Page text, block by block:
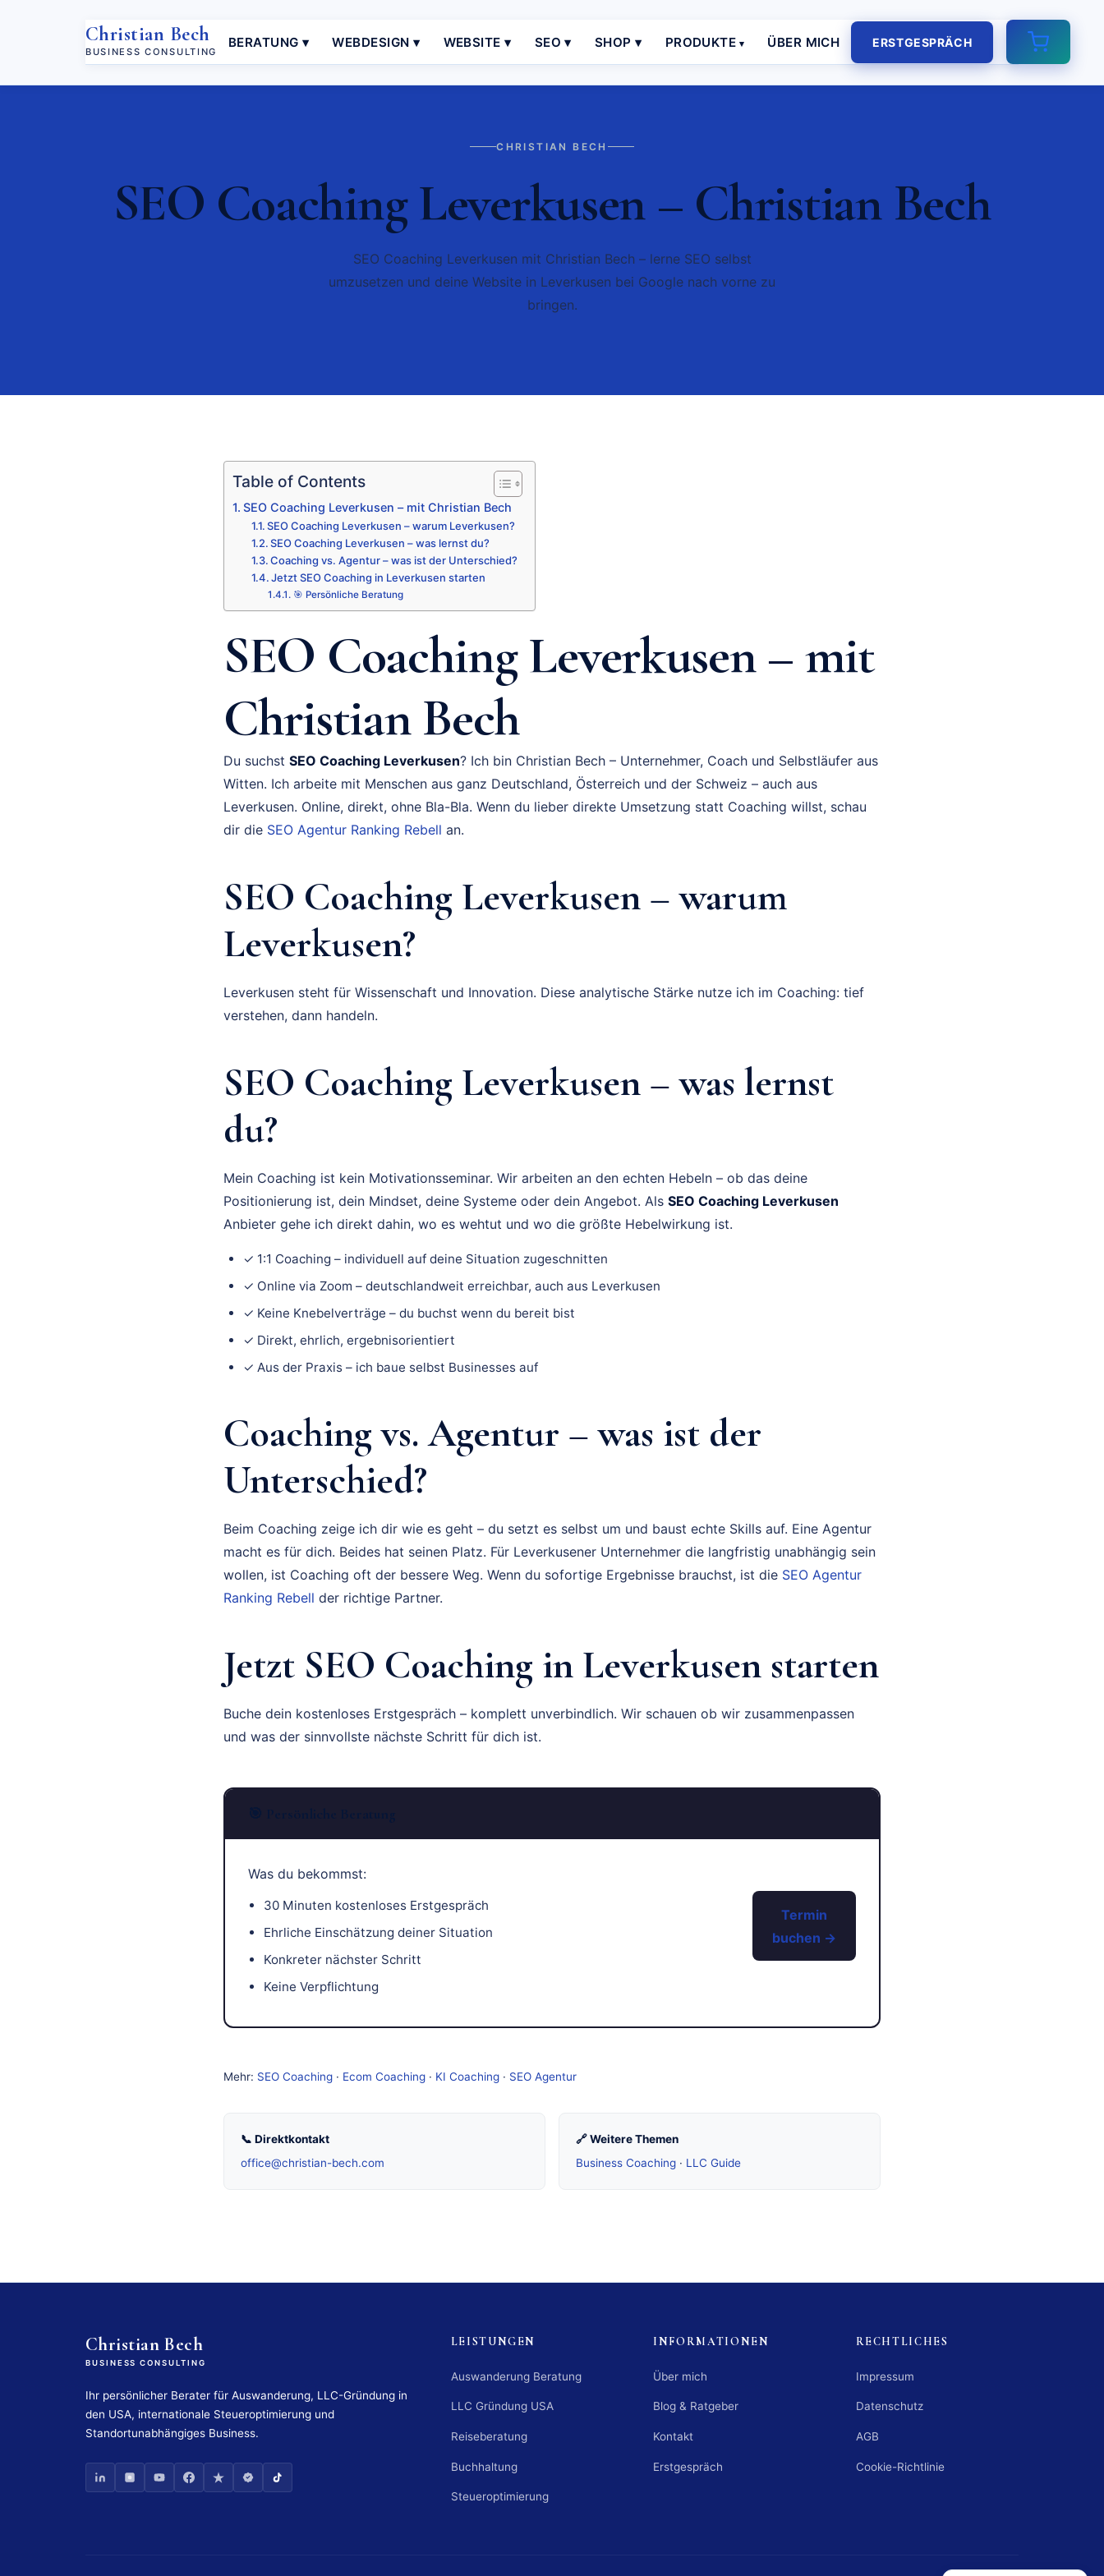
Christian Bech
BUSINESS CONSULTING
BERATUNG ▾ WEBDESIGN ▾ WEBSITE ▾ SEO ▾ SHOP ▾ PRODUKTE ÜBER MICH ERSTGESPRÄCH
CHRISTIAN BECH
SEO Coaching Leverkusen – Christian Bech
SEO Coaching Leverkusen mit Christian Bech – lerne SEO selbst
umzusetzen und deine Website in Leverkusen bei Google nach vorne zu
bringen.
Table of Contents
SEO Coaching Leverkusen – mit Christian Bech
SEO Coaching Leverkusen – warum Leverkusen?
SEO Coaching Leverkusen – was lernst du?
Coaching vs. Agentur – was ist der Unterschied?
Jetzt SEO Coaching in Leverkusen starten
🎯 Persönliche Beratung
SEO Coaching Leverkusen – mit
Christian Bech
Du suchst SEO Coaching Leverkusen? Ich bin Christian Bech – Unternehmer, Coach und Selbstläufer aus
Witten. Ich arbeite mit Menschen aus ganz Deutschland, Österreich und der Schweiz – auch aus
Leverkusen. Online, direkt, ohne Bla-Bla. Wenn du lieber direkte Umsetzung statt Coaching willst, schau
dir die SEO Agentur Ranking Rebell an.
SEO Coaching Leverkusen – warum
Leverkusen?
Leverkusen steht für Wissenschaft und Innovation. Diese analytische Stärke nutze ich im Coaching: tief
verstehen, dann handeln.
SEO Coaching Leverkusen – was lernst
du?
Mein Coaching ist kein Motivationsseminar. Wir arbeiten an den echten Hebeln – ob das deine
Positionierung ist, dein Mindset, deine Systeme oder dein Angebot. Als SEO Coaching Leverkusen
Anbieter gehe ich direkt dahin, wo es wehtut und wo die größte Hebelwirkung ist.
✓ 1:1 Coaching – individuell auf deine Situation zugeschnitten
✓ Online via Zoom – deutschlandweit erreichbar, auch aus Leverkusen
✓ Keine Knebelverträge – du buchst wenn du bereit bist
✓ Direkt, ehrlich, ergebnisorientiert
✓ Aus der Praxis – ich baue selbst Businesses auf
Coaching vs. Agentur – was ist der
Unterschied?
Beim Coaching zeige ich dir wie es geht – du setzt es selbst um und baust echte Skills auf. Eine Agentur
macht es für dich. Beides hat seinen Platz. Für Leverkusener Unternehmer die langfristig unabhängig sein
wollen, ist Coaching oft der bessere Weg. Wenn du sofortige Ergebnisse brauchst, ist die SEO Agentur
Ranking Rebell der richtige Partner.
Jetzt SEO Coaching in Leverkusen starten
Buche dein kostenloses Erstgespräch – komplett unverbindlich. Wir schauen ob wir zusammenpassen
und was der sinnvollste nächste Schritt für dich ist.
Was du bekommst:
30 Minuten kostenloses Erstgespräch
Ehrliche Einschätzung deiner Situation
Konkreter nächster Schritt
Keine Verpflichtung
Termin
buchen →
Mehr: SEO Coaching · Ecom Coaching · KI Coaching · SEO Agentur
📞 Direktkontakt
office@christian-bech.com
🔗 Weitere Themen
Business Coaching · LLC Guide
Christian Bech
BUSINESS CONSULTING
Ihr persönlicher Berater für Auswanderung, LLC-Gründung in
den USA, internationale Steueroptimierung und
Standortunabhängiges Business.
LEISTUNGEN
Auswanderung Beratung
LLC Gründung USA
Reiseberatung
Buchhaltung
Steueroptimierung
INFORMATIONEN
Über mich
Blog & Ratgeber
Kontakt
Erstgespräch
RECHTLICHES
Impressum
Datenschutz
AGB
Cookie-Richtlinie